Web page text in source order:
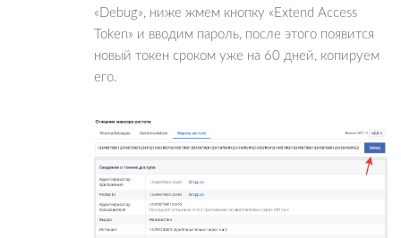
«Debug», ниже жмем кнопку «Extend Access
Token» и вводим пароль, после этого появится
новый токен сроком уже на 60 дней, копируем
его.